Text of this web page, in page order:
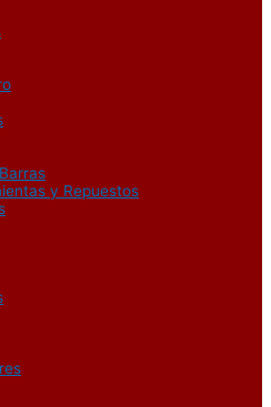
y Repuestos